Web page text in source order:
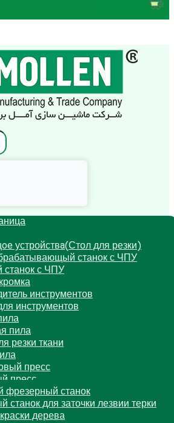
устройствa(Стол для резки)
станок с ЧПУ
станок с ЧПУ
инструментов
инструментов
пила
резки ткани
пресс
пресс
фрезерный станок
станок для заточки лезвии терки
дерева